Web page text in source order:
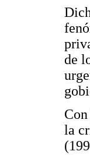
de
la